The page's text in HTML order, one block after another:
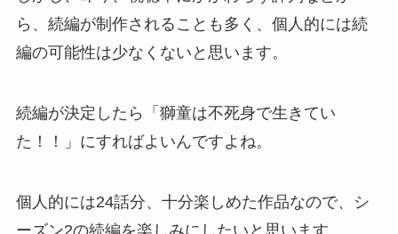
ら、続編が制作されることも多く、個人的には続
編の可能性は少なくないと思います。
続編が決定したら「獅童は不死身で生きてい
た！！」にすればよいんですよね。
個人的には24話分、十分楽しめた作品なので、シ
ーズン2の続編を楽しみにしたいと思います。